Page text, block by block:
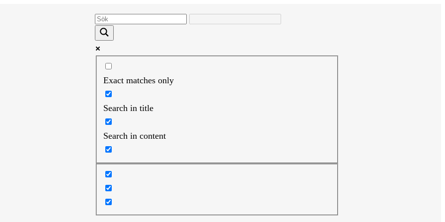
Exact matches only
Search in title
Search in content